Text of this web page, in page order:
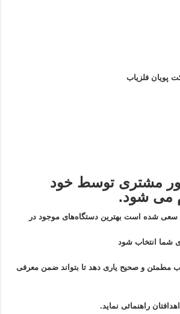
پویان فلزیاب
مشتری توسط خود
می شود.
سعی شده است بهترین دستگاه‌های موجود در
شما انتخاب شود
مطمئن و صحیح یاری دهد تا بتواند ضمن معرفی
راهنمائی نماید.